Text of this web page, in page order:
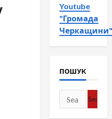
Youtube
"Громада
Черкащини"
ПОШУК
Search
for: